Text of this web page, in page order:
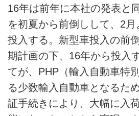
16年は前年に本社の発表と
を初夏から前倒しして、2月
投入する。新型車投入の前
期計画の下、16年から投入
てが、PHP（輸入自動車特
る少数輸入自動車となるた
証手続きにより、大幅に入